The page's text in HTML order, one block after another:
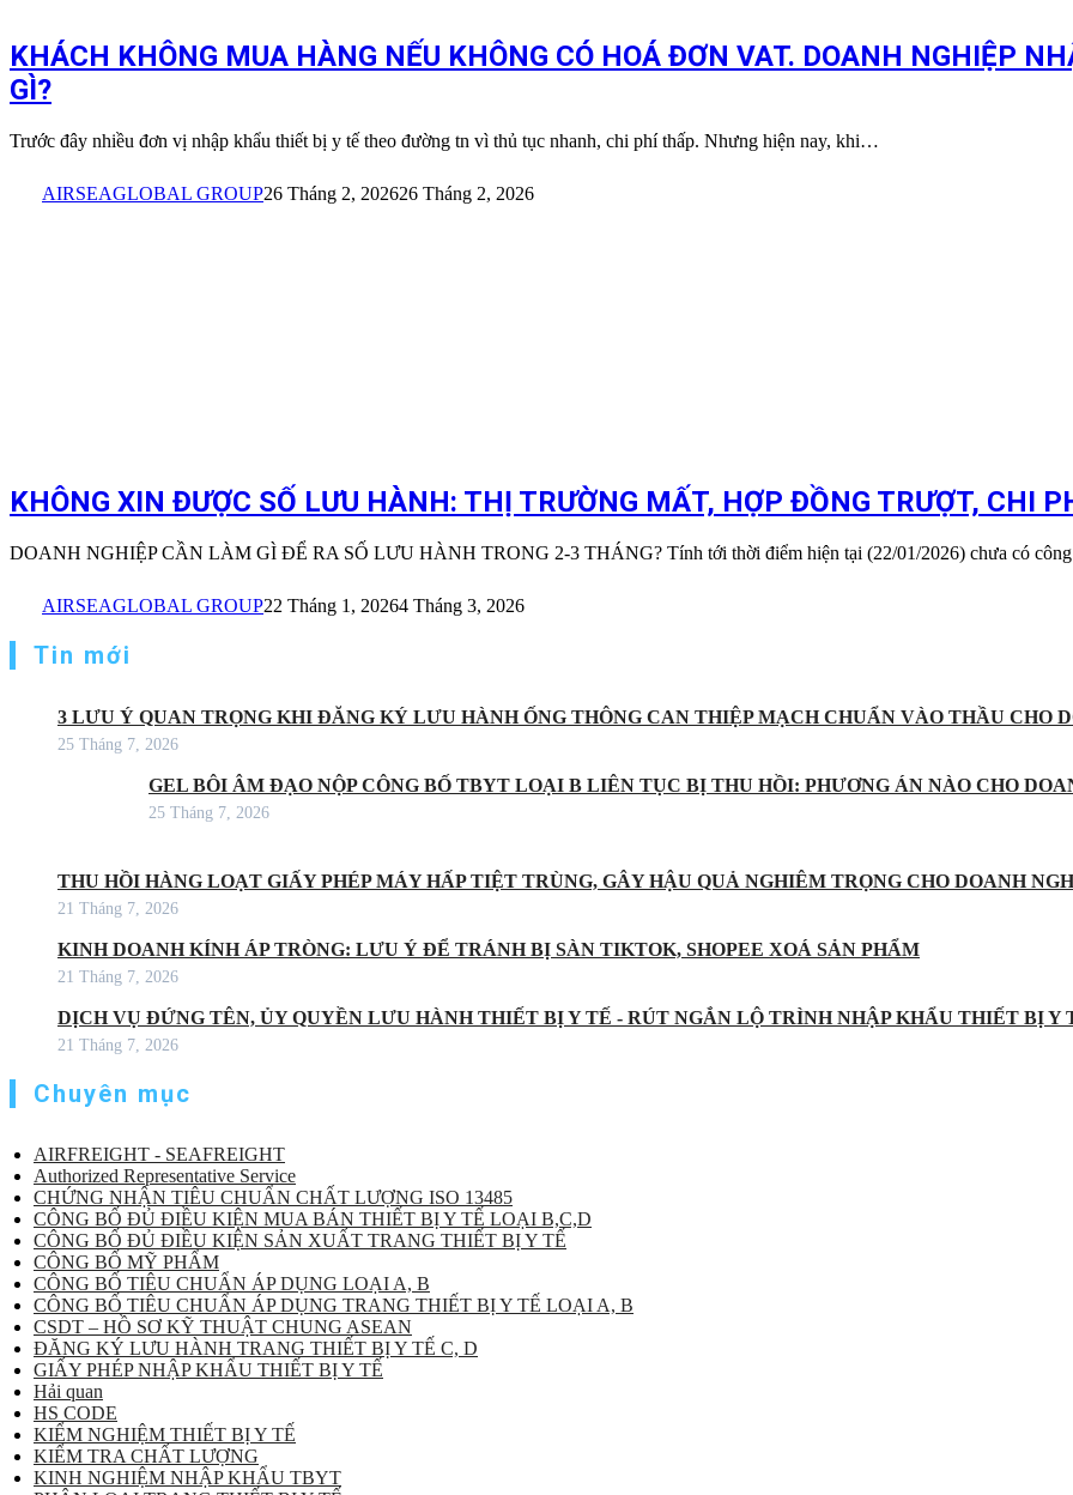
KHÁCH KHÔNG MUA HÀNG NẾU KHÔNG CÓ HOÁ ĐƠN VAT. DOANH NGHIỆP
GÌ?
Trước đây nhiều đơn vị nhập khẩu thiết bị y tế theo đường tn vì thủ tục nhanh, chi phí thấp. Nhưng hiện nay, khi…
AIRSEAGLOBAL GROUP26 Tháng 2, 202626 Tháng 2, 2026
KHÔNG XIN ĐƯỢC SỐ LƯU HÀNH: THỊ TRƯỜNG MẤT, HỢP ĐỒNG TRƯỢT, CHI
DOANH NGHIỆP CẦN LÀM GÌ ĐỂ RA SỐ LƯU HÀNH TRONG 2-3 THÁNG? Tính tới thời điểm hiện tại (22/01/2026) chưa có
AIRSEAGLOBAL GROUP22 Tháng 1, 20264 Tháng 3, 2026
Tin mới
3 LƯU Ý QUAN TRỌNG KHI ĐĂNG KÝ LƯU HÀNH ỐNG THÔNG CAN THIỆP MẠCH CHUẨN VÀO THẦU CHO
25 Tháng 7, 2026
GEL BÔI ÂM ĐẠO NỘP CÔNG BỐ TBYT LOẠI B LIÊN TỤC BỊ THU HỒI: PHƯƠNG ÁN NÀO CHO
25 Tháng 7, 2026
THU HỒI HÀNG LOẠT GIẤY PHÉP MÁY HẤP TIỆT TRÙNG, GÂY HẬU QUẢ NGHIÊM TRỌNG CHO DOANH
21 Tháng 7, 2026
KINH DOANH KÍNH ÁP TRÒNG: LƯU Ý ĐỂ TRÁNH BỊ SÀN TIKTOK, SHOPEE XOÁ SẢN PHẨM
21 Tháng 7, 2026
DỊCH VỤ ĐỨNG TÊN, ỦY QUYỀN LƯU HÀNH THIẾT BỊ Y TẾ - RÚT NGẮN LỘ TRÌNH NHẬP KHẨU THIẾT BỊ Y
21 Tháng 7, 2026
Chuyên mục
AIRFREIGHT - SEAFREIGHT
Authorized Representative Service
CHỨNG NHẬN TIÊU CHUẨN CHẤT LƯỢNG ISO 13485
CÔNG BỐ ĐỦ ĐIỀU KIỆN MUA BÁN THIẾT BỊ Y TẾ LOẠI B,C,D
CÔNG BỐ ĐỦ ĐIỀU KIỆN SẢN XUẤT TRANG THIẾT BỊ Y TẾ
CÔNG BỐ MỸ PHẨM
CÔNG BỐ TIÊU CHUẨN ÁP DỤNG LOẠI A, B
CÔNG BỐ TIÊU CHUẨN ÁP DỤNG TRANG THIẾT BỊ Y TẾ LOẠI A, B
CSDT – HỒ SƠ KỸ THUẬT CHUNG ASEAN
ĐĂNG KÝ LƯU HÀNH TRANG THIẾT BỊ Y TẾ C, D
GIẤY PHÉP NHẬP KHẨU THIẾT BỊ Y TẾ
Hải quan
HS CODE
KIỂM NGHIỆM THIẾT BỊ Y TẾ
KIỂM TRA CHẤT LƯỢNG
KINH NGHIỆM NHẬP KHẨU TBYT